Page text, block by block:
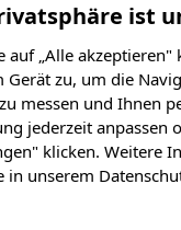
болезни
перед ними
ist
auf „Alle
Gerät zu, um die
messen und Ihnen
jederzeit anpassen
klicken. Weitere
in unserem